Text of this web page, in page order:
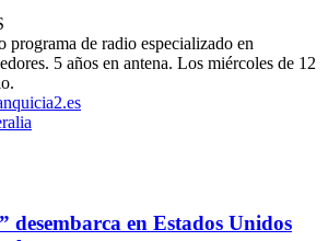
programa de radio especializado en
5 años en antena. Los miércoles de 12
desembarca en Estados Unidos